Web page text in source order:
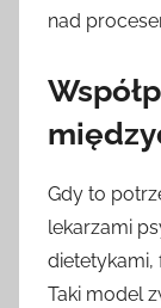
nad
Gdy to
lekarzami
dietetykami,
Taki model